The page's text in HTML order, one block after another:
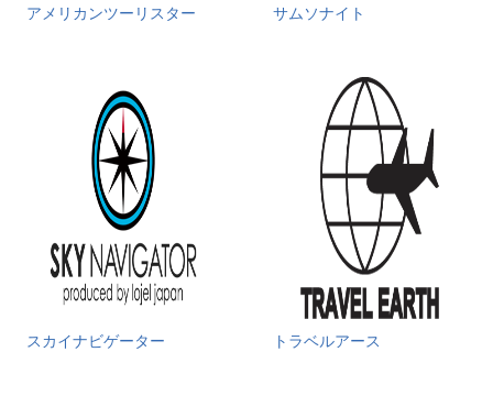
アメリカンツーリスター サムソナイト
スカイナビゲーター トラベルアース